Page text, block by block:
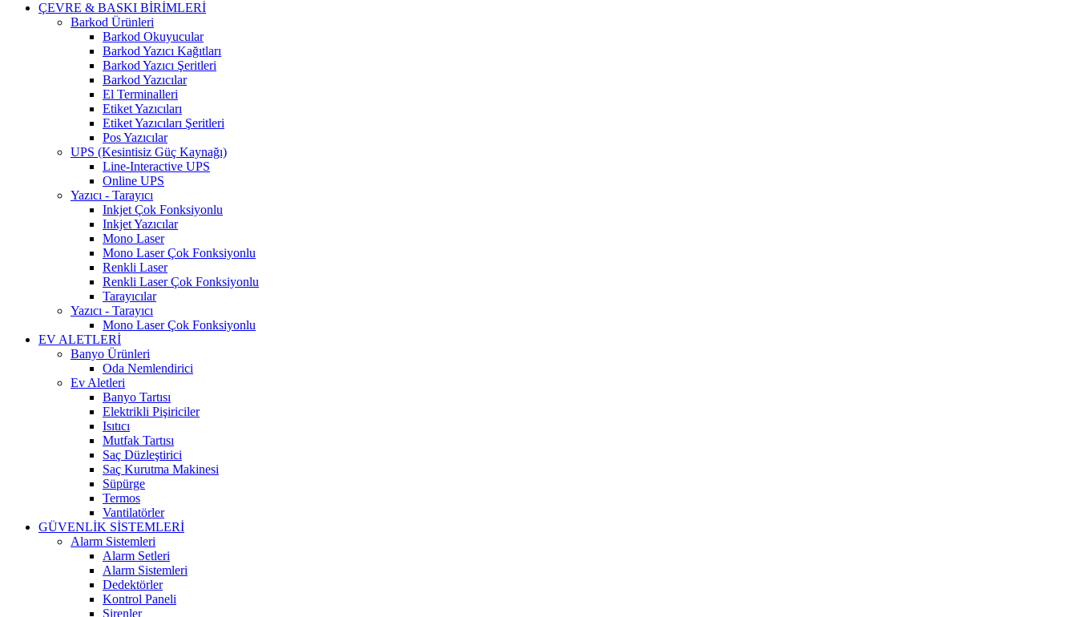
ÇEVRE & BASKI BİRİMLERİ
Barkod Ürünleri
Barkod Okuyucular
Barkod Yazıcı Kağıtları
Barkod Yazıcı Şeritleri
Barkod Yazıcılar
El Terminalleri
Etiket Yazıcıları
Etiket Yazıcıları Şeritleri
Pos Yazıcılar
UPS (Kesintisiz Güç Kaynağı)
Line-Interactive UPS
Online UPS
Yazıcı - Tarayıcı
Inkjet Çok Fonksiyonlu
Inkjet Yazıcılar
Mono Laser
Mono Laser Çok Fonksiyonlu
Renkli Laser
Renkli Laser Çok Fonksiyonlu
Tarayıcılar
Yazıcı - Tarayıcı
Mono Laser Çok Fonksiyonlu
EV ALETLERİ
Banyo Ürünleri
Oda Nemlendirici
Ev Aletleri
Banyo Tartısı
Elektrikli Pişiriciler
Isıtıcı
Mutfak Tartısı
Saç Düzleştirici
Saç Kurutma Makinesi
Süpürge
Termos
Vantilatörler
GÜVENLİK SİSTEMLERİ
Alarm Sistemleri
Alarm Setleri
Alarm Sistemleri
Dedektörler
Kontrol Paneli
Sirenler